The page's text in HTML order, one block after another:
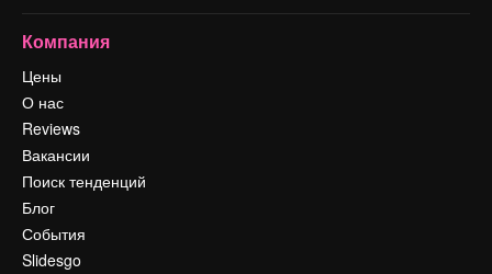
Компания
Цены
О нас
Reviews
Вакансии
Поиск тенденций
Блог
События
Slidesgo